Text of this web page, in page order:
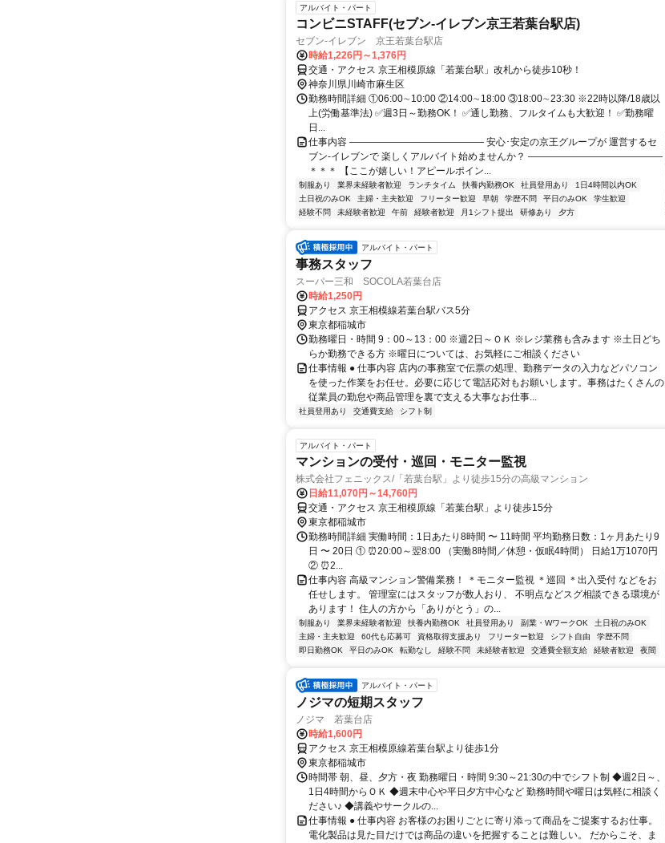
アルバイト・パート
コンビニSTAFF(セブン-イレブン京王若葉台駅店)
セブン‐イレブン 京王若葉台駅店
時給1,226円～1,376円
交通・アクセス 京王相模原線「若葉台駅」改札から徒歩10秒！
神奈川県川崎市麻生区
勤務時間詳細 ①06:00∼10:00 ②14:00∼18:00 ③18:00∼23:30 ※22時以降/18歳以
上(労働基準法) ✅週3日～勤務OK！ ✅通し勤務、フルタイムも大歓迎！ ✅勤務曜
日...
仕事内容 ―――――――――――――― 安心･安定の京王グループが 運営するセ
ブン-イレブンで 楽しくアルバイト始めませんか？ ――――――――――――――
＊＊＊ 【ここが嬉しい！アピールポイン...
制服あり 業界未経験者歓迎 ランチタイム 扶養内勤務OK 社員登用あり
1日4時間以内OK
土日祝のみOK
主婦・主夫歓迎 フリーター歓迎 早朝 学歴不問 平日のみOK
学生歓迎
経験不問
未経験者歓迎 午前 経験者歓迎 月1シフト提出 研修あり 夕方
アルバイト・パート
事務スタッフ
スーパー三和 SOCOLA若葉台店
時給1,250円
アクセス 京王相模線若葉台駅バス5分
東京都稲城市
勤務曜日・時間 9：00～13：00 ※週2日～ＯＫ ※レジ業務も含みます ※土日どち
らか勤務できる方 ※曜日については、お気軽にご相談ください
仕事情報 ● 仕事内容 店内の事務室で伝票の処理、勤務データの入力などパソコン
を使った作業をお任せ。必要に応じて電話応対もお願いします。事務はたくさんの
従業員の勤怠や商品管理を裏で支える大事なお仕事...
社員登用あり 交通費支給 シフト制
アルバイト・パート
マンションの受付・巡回・モニター監視
株式会社フェニックス/「若葉台駅」より徒歩15分の高級マンション
日給11,070円～14,760円
交通・アクセス 京王相模原線「若葉台駅」より徒歩15分
東京都稲城市
勤務時間詳細 実働時間：1日あたり8時間 〜 11時間 平均勤務日数：1ヶ月あたり9
日 〜 20日 ① ⏰20:00～翌8:00 （実働8時間／休憩・仮眠4時間） 日給1万1070円
② ⏰2...
仕事内容 高級マンション警備業務！ ＊モニター監視 ＊巡回 ＊出入受付 などをお
任せします。 管理室にはスタッフが数人おり、 不明点などスグ相談できる環境が
あります！ 住人の方から「ありがとう」の...
制服あり 業界未経験者歓迎 扶養内勤務OK 社員登用あり 副業・WワークOK
土日祝のみOK
主婦・主夫歓迎
60代も応募可 資格取得支援あり フリーター歓迎 シフト自由
学歴不問
即日勤務OK
平日のみOK 転勤なし 経験不問 未経験者歓迎 交通費全額支給 経験者歓迎 夜間
アルバイト・パート
ノジマの短期スタッフ
ノジマ 若葉台店
時給1,600円
アクセス 京王相模原線若葉台駅より徒歩1分
東京都稲城市
時間帯 朝、昼、夕方・夜 勤務曜日・時間 9:30～21:30の中でシフト制 ◆週2日～、
1日4時間からＯＫ ◆週末中心や平日夕方中心など 勤務時間や曜日は気軽に相談く
ださい♪ ◆講義やサークルの...
仕事情報 ● 仕事内容 お客様のお困りごとに寄り添って商品をご提案するお仕事。
電化製品は見た目だけでは商品の違いを把握することは難しい。 だからこそ、ま